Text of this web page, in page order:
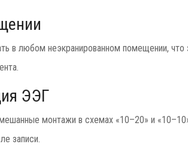
в любом неэкранированном помещении, что
ЭЭГ
монтажи в схемах «10–20» и
записи.